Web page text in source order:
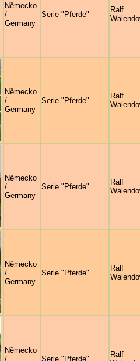
Německo
/
Germany
Serie "Pferde"
Ralf
Německo
/
Germany
Serie "Pferde"
Ralf
Německo
/
Germany
Serie "Pferde"
Ralf
Německo
/
Germany
Serie "Pferde"
Ralf
Německo
/
Serie "Pferde"
Ralf